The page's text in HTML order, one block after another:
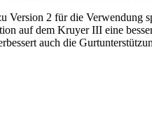
Version 2 für die Verwendung
auf dem Kruyer III eine
auch die